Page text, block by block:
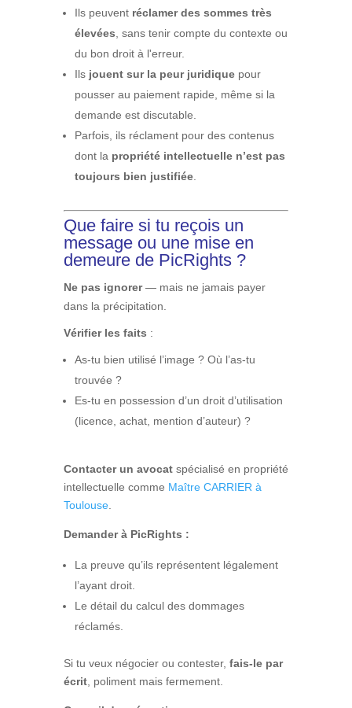
Ils peuvent réclamer des sommes très
élevées , sans tenir compte du contexte ou
du bon droit à l'erreur.
Ils jouent sur la peur juridiquepour
pousser au paiement rapide, même si la
demande est discutable.
Parfois, ils réclament pour des contenus
dont la propriété intellectuelle n’est pas
toujours bien justifiée.
Que faire si tu reçois un
message ou une mise en
demeure de PicRights ?
Ne pas ignorer— mais ne jamais payer
dans la précipitation.
Vérifier les faits :
As-tu bien utilisé l’image ? Où l’as-tu
trouvée ?
Es-tu en possession d’un droit d’utilisation
(licence, achat, mention d’auteur) ?
Contacter un avocatspécialisé en propriété
intellectuelle comme Maître CARRIER à
Toulouse.
Demander à PicRights :
La preuve qu’ils représentent légalement
l’ayant droit.
Le détail du calcul des dommages
réclamés.
Si tu veux négocier ou contester, fais-le par
écrit, poliment mais fermement.